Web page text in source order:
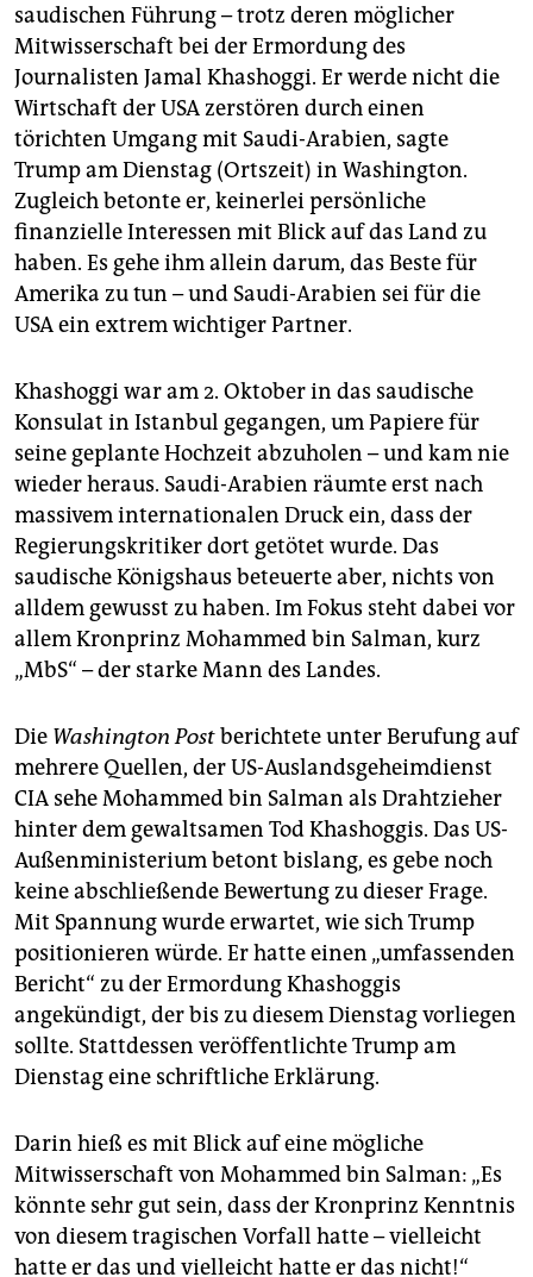
unterstützen
abo
genossenschaft
epaper login
saudischen Führung – trotz deren möglicher
Mitwisserschaft bei der Ermordung des
Journalisten Jamal Khashoggi. Er werde nicht die
Wirtschaft der USA zerstören durch einen
törichten Umgang mit Saudi-Arabien, sagte
Trump am Dienstag (Ortszeit) in Washington.
Zugleich betonte er, keinerlei persönliche
finanzielle Interessen mit Blick auf das Land zu
haben. Es gehe ihm allein darum, das Beste für
Amerika zu tun – und Saudi-Arabien sei für die
USA ein extrem wichtiger Partner.
Khashoggi war am 2. Oktober in das saudische
Konsulat in Istanbul gegangen, um Papiere für
seine geplante Hochzeit abzuholen – und kam nie
wieder heraus. Saudi-Arabien räumte erst nach
massivem internationalen Druck ein, dass der
Regierungskritiker dort getötet wurde. Das
saudische Königshaus beteuerte aber, nichts von
alldem gewusst zu haben. Im Fokus steht dabei vor
allem Kronprinz Mohammed bin Salman, kurz
„MbS“ – der starke Mann des Landes.
Die Washington Postberichtete unter Berufung auf
mehrere Quellen, der US-Auslandsgeheimdienst
CIA sehe Mohammed bin Salman als Drahtzieher
hinter dem gewaltsamen Tod Khashoggis. Das US-
Außenministerium betont bislang, es gebe noch
keine abschließende Bewertung zu dieser Frage.
Mit Spannung wurde erwartet, wie sich Trump
positionieren würde. Er hatte einen „umfassenden
Bericht“ zu der Ermordung Khashoggis
angekündigt, der bis zu diesem Dienstag vorliegen
sollte. Stattdessen veröffentlichte Trump am
Dienstag eine schriftliche Erklärung.
Darin hieß es mit Blick auf eine mögliche
Mitwisserschaft von Mohammed bin Salman: „Es
könnte sehr gut sein, dass der Kronprinz Kenntnis
von diesem tragischen Vorfall hatte – vielleicht
hatte er das und vielleicht hatte er das nicht!“